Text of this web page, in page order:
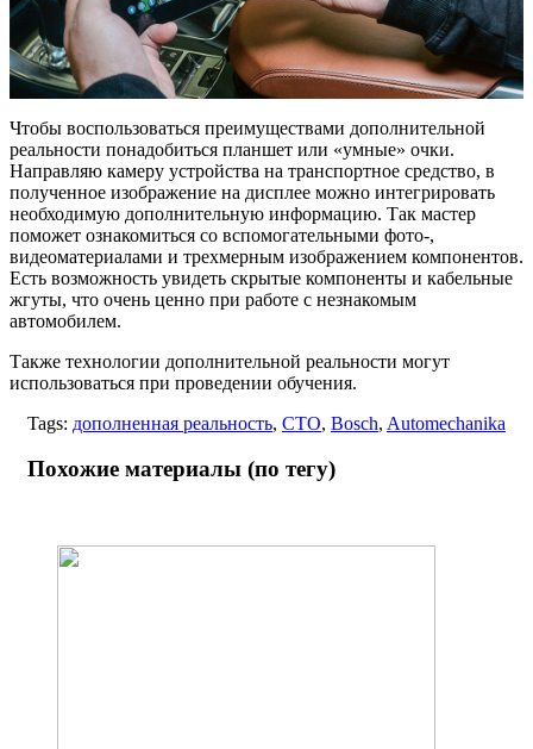
Чтобы воспользоваться преимуществами дополнительной
реальности понадобиться планшет или «умные» очки.
Направляю камеру устройства на транспортное средство, в
полученное изображение на дисплее можно интегрировать
необходимую дополнительную информацию. Так мастер
поможет ознакомиться со вспомогательными фото-,
видеоматериалами и трехмерным изображением компонентов.
Есть возможность увидеть скрытые компоненты и кабельные
жгуты, что очень ценно при работе с незнакомым
автомобилем.
Также технологии дополнительной реальности могут
использоваться при проведении обучения.
Tags: дополненная реальность, СТО, Bosch, Automechanika
Похожие материалы (по тегу)